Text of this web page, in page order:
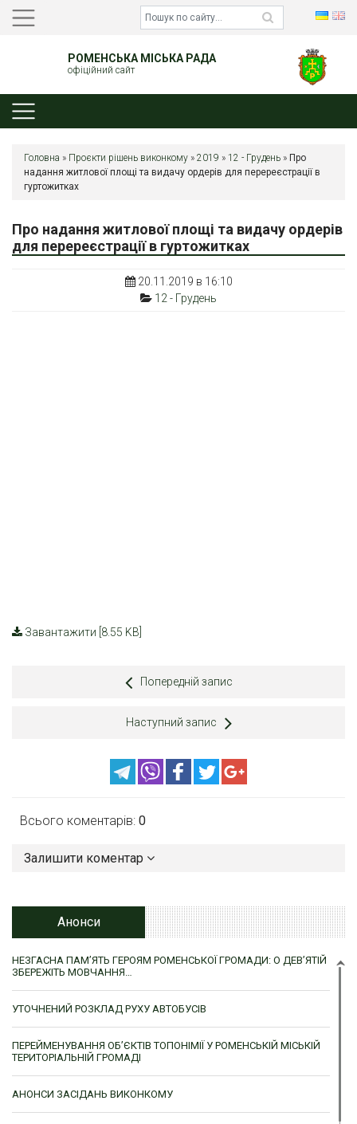
РОМЕНСЬКА МІСЬКА РАДА
офіційний сайт
Головна » Проєкти рішень виконкому » 2019 » 12 - Грудень » Про
надання житлової площі та видачу ордерів для перереєстрації в
гуртожитках
Про надання житлової площі та видачу ордерів
для перереєстрації в гуртожитках
20.11.2019 в 16:10
12 - Грудень
Завантажити [8.55 KB]
Попередній запис
Наступний запис
Всього коментарів: 0
Залишити коментар
Анонси
НЕЗГАСНА ПАМ’ЯТЬ ГЕРОЯМ РОМЕНСЬКОЇ ГРОМАДИ: О ДЕВ’ЯТІЙ
ЗБЕРЕЖІТЬ МОВЧАННЯ…
УТОЧНЕНИЙ РОЗКЛАД РУХУ АВТОБУСІВ
ПЕРЕЙМЕНУВАННЯ ОБ’ЄКТІВ ТОПОНІМІЇ У РОМЕНСЬКІЙ МІСЬКІЙ
ТЕРИТОРІАЛЬНІЙ ГРОМАДІ
АНОНСИ ЗАСІДАНЬ ВИКОНКОМУ